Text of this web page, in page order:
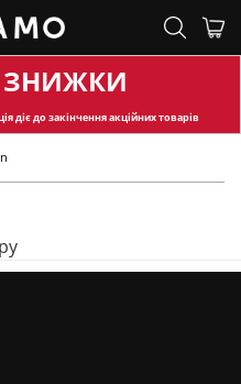
ЗНИЖКИ
діє до закінчення акційних товарів